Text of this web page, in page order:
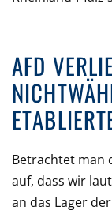
AFD
Betrachtet man
auf, dass wir
an das Lager